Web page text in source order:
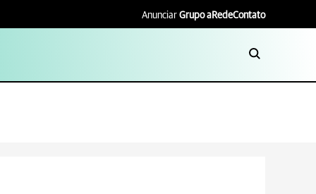
Anunciar Grupo aRedeContato